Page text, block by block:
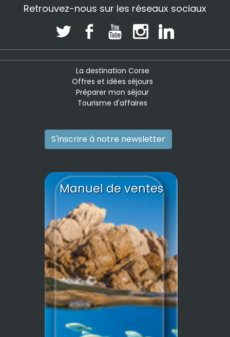
Retrouvez-nous sur les réseaux sociaux
La destination Corse
Offres et idées séjours
Préparer mon séjour
Tourisme d'affaires
S'inscrire à notre newsletter
Manuel de ventes